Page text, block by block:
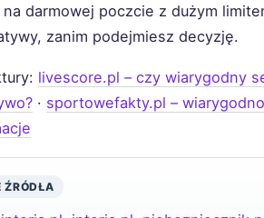
darmowej poczcie z dużym
zanim podejmiesz decyzję.
livescore.pl – czy wiarygodny
· sportowefakty.pl –
ŹRÓDŁA